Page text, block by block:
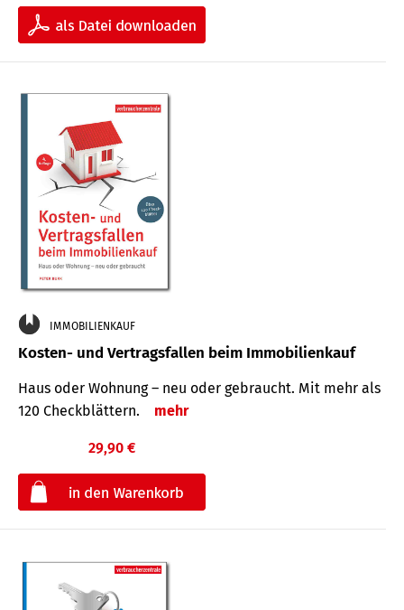
IMMOBILIENKAUF
Kosten- und Vertragsfallen beim Immobilienkauf
Haus oder Wohnung – neu oder gebraucht. Mit mehr als
120 Check­blättern.
mehr
29,90 €